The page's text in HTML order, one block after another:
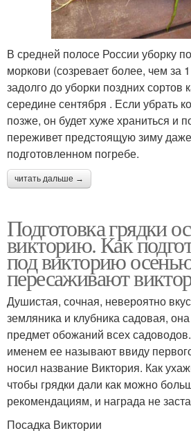
В средней полосе России уборку
моркови (созревает более, чем за
задолго до уборки поздних сортов
середине сентября . Если убрать
позже, он будет хуже храниться и
переживет предстоящую зиму
подготовленном погребе.
читать дальше →
Подготовка грядки
викторию. Как
под викторию
пересаживают
Душистая, сочная, невероятно
земляника и клубника садовая,
предмет обожаний всех
именем ее называют ввиду
носил название Виктория. Как
чтобы грядки дали как можно
рекомендациям, и награда не
Посадка Виктории